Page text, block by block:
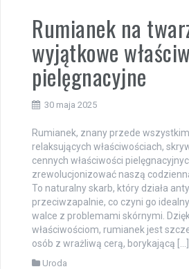
Rumianek na
wyjątkowe
pielęgnacyjne
30 maja 2025
Rumianek, znany przede
relaksujących właściwościach,
cennych właściwości
zrewolucjonizować naszą
To naturalny skarb, który działa
przeciwzapalnie, co czyni go
walce z problemami skórnymi.
właściwościom, rumianek jest
osób z wrażliwą cerą, borykającą […]
Uroda